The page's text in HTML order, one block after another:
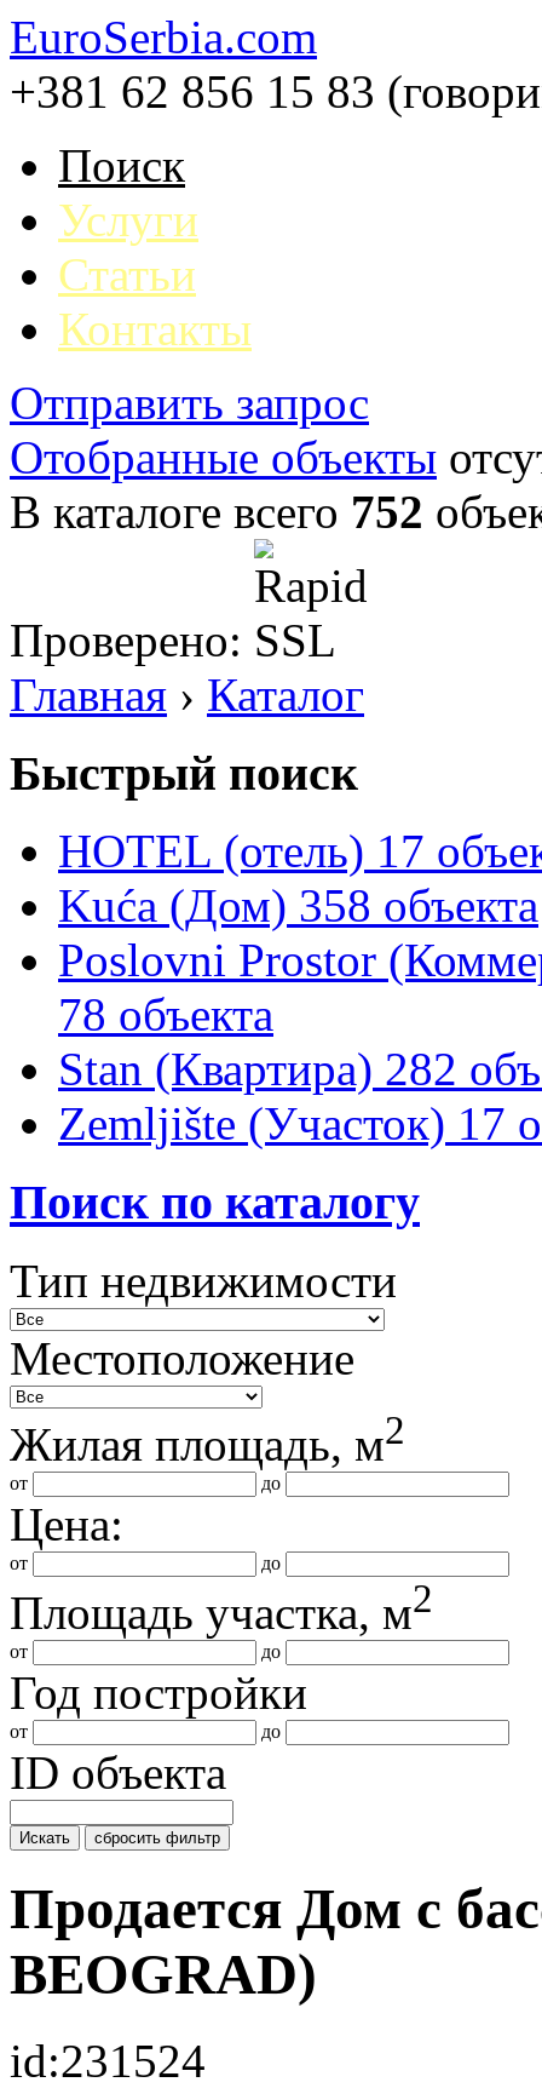
EuroSerbia.com
+381 62 856 15 83
Поиск
Услуги
Статьи
Контакты
Отправить запрос
Отобранные объекты
В каталоге всего 752
Проверено:
Главная › Каталог
Быстрый поиск
HOTEL (отель) 17
Kuća (Дом) 358 объекта
Poslovni Prostor
78 объекта
Stan (Квартира) 282
Zemljište (Участок) 17
Поиск по каталогу
Тип недвижимости
Местоположение
Жилая площадь, м2
от до
Цена:
от до
Площадь участка, м2
от до
Год постройки
от до
ID объекта
Искать сбросить фильтр
Продается Дом с
BEOGRAD)
id:231524